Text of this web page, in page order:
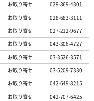
お取り寄せ
029-869-4301
お取り寄せ
028-683-3111
お取り寄せ
027-212-9677
お取り寄せ
043-306-4727
お取り寄せ
03-3526-3571
お取り寄せ
03-5209-7330
お取り寄せ
042-649-8215
お取り寄せ 042-707-6425